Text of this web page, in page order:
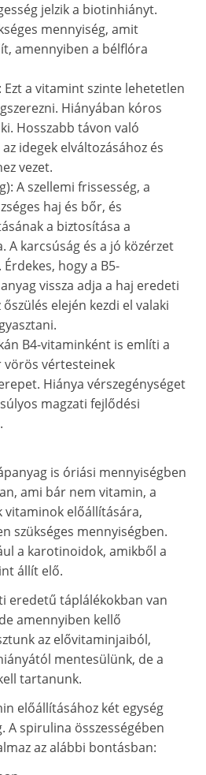
jelzik a biotinhiányt.
mennyiség, amit
amennyiben a bélflóra
Ezt a vitamint szinte lehetetlen
Hiányában kóros
Hosszabb távon való
idegek elváltozásához és
vezet.
A szellemi frissesség, a
haj és bőr, és
a biztosítása a
A karcsúság és a jó közérzet
hogy a B5-
vissza adja a haj eredeti
elején kezdi el valaki
B4-vitaminként is említi a
vörös vértesteinek
Hiánya vérszegénységet
magzati fejlődési
is óriási mennyiségben
ami bár nem vitamin, a
vitaminok előállítására,
szükséges mennyiségben.
a karotinoidok, amikből a
állít elő.
eredetű táplálékokban van
amennyiben kellő
az elővitaminjaiból,
mentesülünk, de a
tartanunk.
előállításához két egység
A spirulina összességében
az alábbi bontásban: